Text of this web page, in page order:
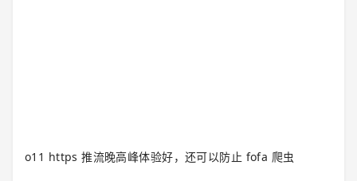
o11 https 推流晚高峰体验好，还可以防止 fofa 爬虫